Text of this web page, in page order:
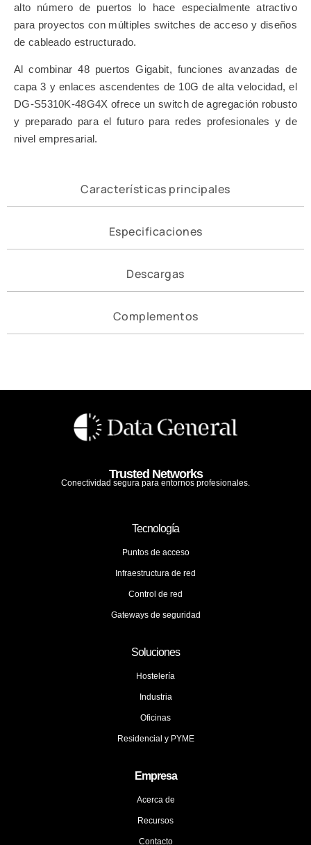
Características principales
Especificaciones
Descargas
Complementos
alto número de puertos lo hace especialmente atractivo
para proyectos con múltiples switches de acceso y diseños
de cableado estructurado.
Al combinar 48 puertos Gigabit, funciones avanzadas de
capa 3 y enlaces ascendentes de 10G de alta velocidad, el
DG-S5310K-48G4X ofrece un switch de agregación robusto
y preparado para el futuro para redes profesionales y de
nivel empresarial.
Trusted Networks
Conectividad segura para entornos profesionales.
Tecnología
Puntos de acceso
Infraestructura de red
Control de red
Gateways de seguridad
Soluciones
Hostelería
Industria
Oficinas
Residencial y PYME
Empresa
Acerca de
Recursos
Contacto